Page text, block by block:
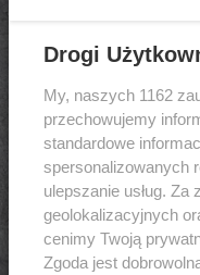
Drogi
My, naszych 1162
przechowujemy
standardowe
spersonalizowanych
ulepszanie usług.
geolokalizacyjnych
cenimy Twoją
Zgoda jest